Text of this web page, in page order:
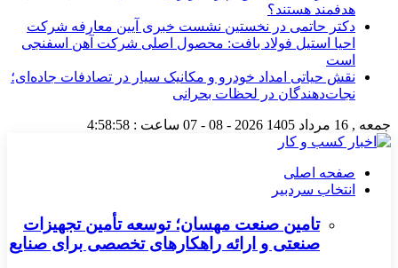
هدفمند هستند؟
دکتر حاتمی در نخستین نشست خبری آیین معارفه شرکت
احیا استیل فولاد بافت: محصول اصلی شرکت آهن اسفنجی
است
نقش حیاتی امداد خودرو و مکانیک سیار در تصادفات جاده‌ای؛
نجات‌دهندگان در لحظات بحرانی
جمعه , 16 مرداد 1405 2026 - 08 - 07 ساعت : 4:58:59
صفحه اصلی
انتخاب سردبیر
تامین صنعت مهسان؛ توسعه تأمین تجهیزات
صنعتی و ارائه راهکارهای تخصصی برای صنایع